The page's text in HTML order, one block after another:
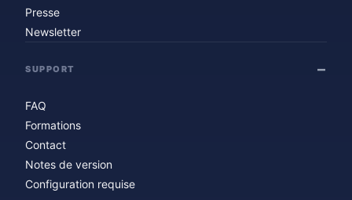
Presse
Newsletter
SUPPORT
FAQ
Formations
Contact
Notes de version
Configuration requise